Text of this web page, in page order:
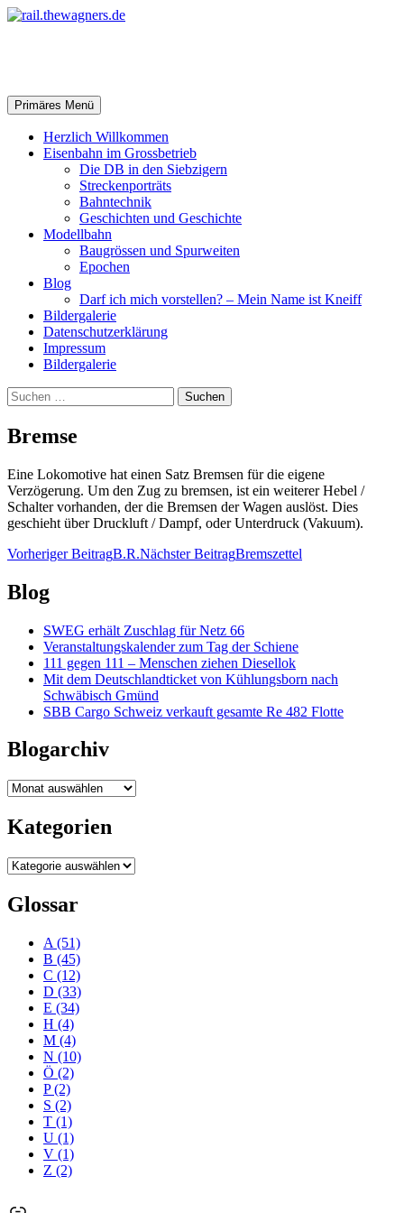
Zum
Suchen
Primäres Menü
Herzlich Willkommen
Eisenbahn im Grossbetrieb
Die DB in den Siebzigern
Streckenporträts
Bahntechnik
Geschichten und Geschichte
Modellbahn
Baugrössen und Spurweiten
Epochen
Blog
Darf ich mich vorstellen? – Mein Name ist Kneiff
Bildergalerie
Datenschutzerklärung
Impressum
Bildergalerie
Suchen
nach:
Bremse
Eine Lokomotive hat einen Satz Bremsen für die eigene
Verzögerung. Um den Zug zu bremsen, ist ein weiterer Hebel /
Schalter vorhanden, der die Bremsen der Wagen auslöst. Dies
geschieht über Druckluft / Dampf, oder Unterdruck (Vakuum).
Beitragsnavigation
Vorheriger BeitragB.R.Nächster BeitragBremszettel
Blog
SWEG erhält Zuschlag für Netz 66
Veranstaltungskalender zum Tag der Schiene
111 gegen 111 – Menschen ziehen Diesellok
Mit dem Deutschlandticket von Kühlungsborn nach
Schwäbisch Gmünd
SBB Cargo Schweiz verkauft gesamte Re 482 Flotte
Blogarchiv
Blogarchiv
Kategorien
Kategorien
Glossar
A (51)
B (45)
C (12)
D (33)
E (34)
H (4)
M (4)
N (10)
Ö (2)
P(2)
S (2)
T (1)
U (1)
V (1)
Z (2)